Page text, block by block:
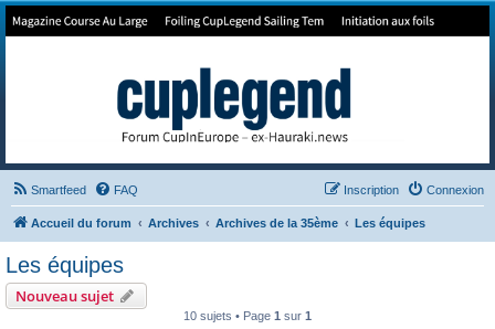
Forum de Cup In Europe
Smartfeed FAQ Connexion
Inscription
Accueil du forum Archives Archives de la 35ème Les équipes
Les équipes
Nouveau sujet
10 sujets • Page 1 sur 1